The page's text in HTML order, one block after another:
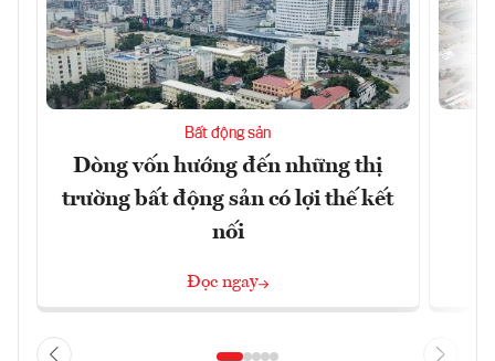
Bất động sản
Dòng vốn hướng đến những thị
trường bất động sản có lợi thế kết
nối
Đọc ngay